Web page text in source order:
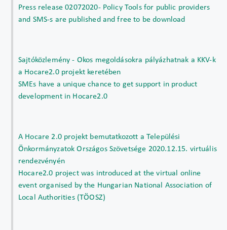
Press release 02072020- Policy Tools for public providers
and SMS-s are published and free to be download
Sajtóközlemény - Okos megoldásokra pályázhatnak a KKV-k
a Hocare2.0 projekt keretében
SMEs have a unique chance to get support in product
development in Hocare2.0
A Hocare 2.0 projekt bemutatkozott a Települési
Önkormányzatok Országos Szövetsége 2020.12.15. virtuális
rendezvényén
Hocare2.0 project was introduced at the virtual online
event organised by the Hungarian National Association of
Local Authorities (TÖOSZ)